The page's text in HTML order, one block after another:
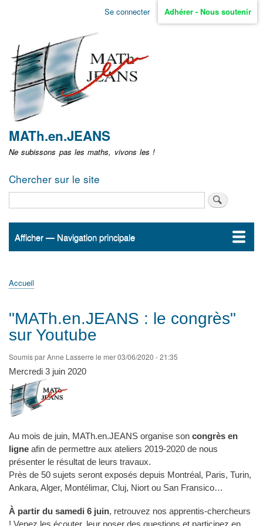
Aller
non
identifié
Se connecter Adhérer - Nous soutenir
MATh.en.JEANS
Ne subissons pas les maths, vivons les !
Chercher sur le site
Navigation
Afficher — Navigation principale
Accueil
ActualitésMATh.en.JEANS ?
Régions et Ateliers
Créer, gérer un atelier
Sujets/Publications
Congrès
d'Ariane
Accueil
"MATh.en.JEANS : le congrès"
sur Youtube
Soumis parAnne Lasserre le mer 03/06/2020 - 21:35
Mercredi 3 juin 2020
Au mois de juin, MATh.en.JEANS organise son congrès en
ligne afin de permettre aux ateliers 2019-2020 de nous
présenter le résultat de leurs travaux.
Près de 50 sujets seront exposés depuis Montréal, Paris, Turin,
Ankara, Alger, Montélimar, Cluj, Niort ou San Fransico…
À partir du samedi 6 juin, retrouvez nos apprentis-chercheurs
! Venez les écouter, leur poser des questions et participez en